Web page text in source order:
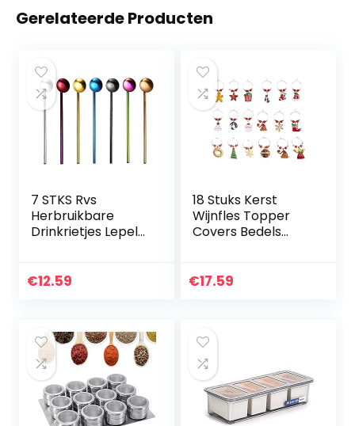
Gerelateerde Producten
7 STKS Rvs
Herbruikbare
Drinkrietjes Lepel
voor Milkshakes en
€12.59
18 Stuks Kerst
Wijnfles Topper
Covers Bedels
Tags Hangers in
Voor Wijnglazen
Kerstfeest
Charme Drankjes
€17.59